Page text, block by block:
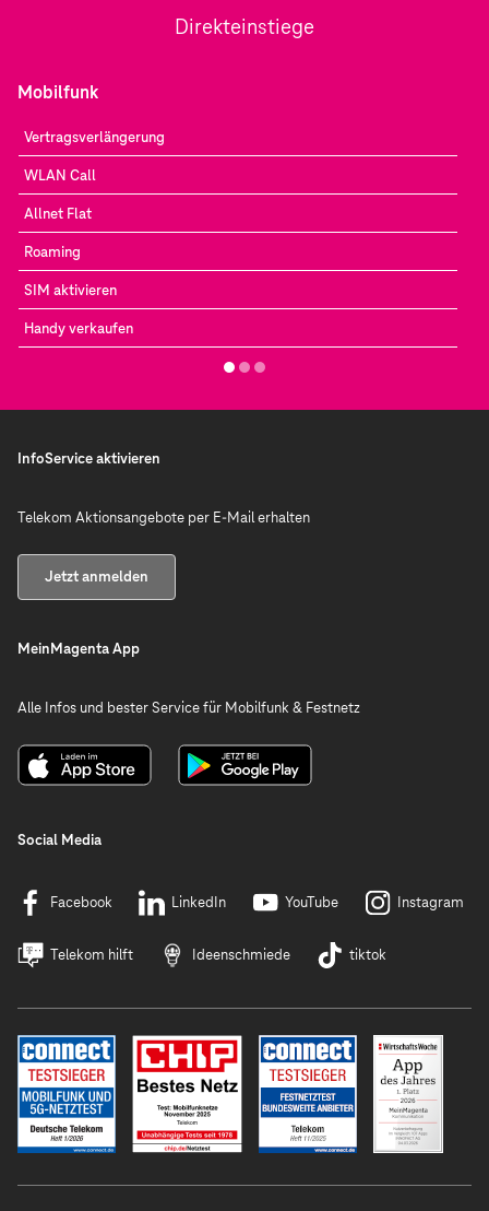
Direkteinstiege
Mobilfunk
Vertragsverlängerung
WLAN Call
Allnet Flat
Roaming
SIM aktivieren
Handy verkaufen
InfoService aktivieren
Telekom Aktionsangebote per E-Mail erhalten
Jetzt anmelden
MeinMagenta App
Alle Infos und bester Service für Mobilfunk & Festnetz
Social Media
Facebook LinkedIn YouTube Instagram
Telekom hilft Ideenschmiede tiktok